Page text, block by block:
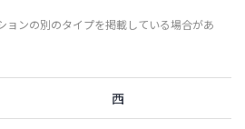
ンの別のタイプを掲載している場合があ
西